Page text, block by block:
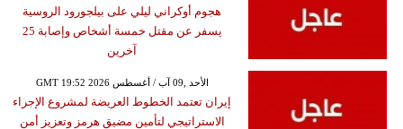
هجوم أوكراني ليلي على بيلجورود الروسية
يسفر عن مقتل خمسة أشخاص وإصابة 25
آخرين
GMT 19:52 2026 الأحد ,09 آب / أغسطس
إيران تعتمد الخطوط العريضة لمشروع الإجراء
الاستراتيجي لتأمين مضيق هرمز وتعزيز أمن